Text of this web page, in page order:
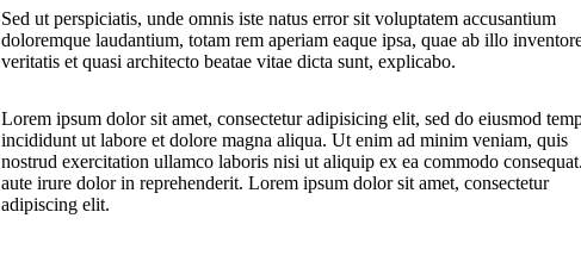
Sed ut perspiciatis, unde omnis iste natus error sit voluptatem accusantium
doloremque laudantium, totam rem aperiam eaque ipsa, quae ab illo
veritatis et quasi architecto beatae vitae dicta sunt, explicabo.
Lorem ipsum dolor sit amet, consectetur adipisicing elit, sed do eiusmod
incididunt ut labore et dolore magna aliqua. Ut enim ad minim veniam, quis
nostrud exercitation ullamco laboris nisi ut aliquip ex ea commodo
aute irure dolor in reprehenderit. Lorem ipsum dolor sit amet, consectetur
adipiscing elit.